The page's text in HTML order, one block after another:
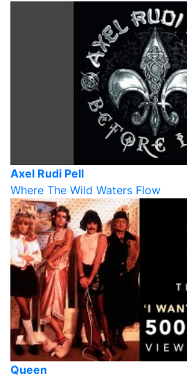
Axel Rudi Pell
Where The Wild Waters Flow
Queen